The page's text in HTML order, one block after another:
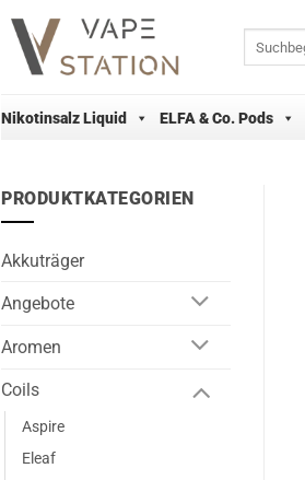
Nikotinsalz Liquid ELFA & Co. Pods
PRODUKTKATEGORIEN
Akkuträger
Angebote
Aromen
Coils
Aspire
Eleaf